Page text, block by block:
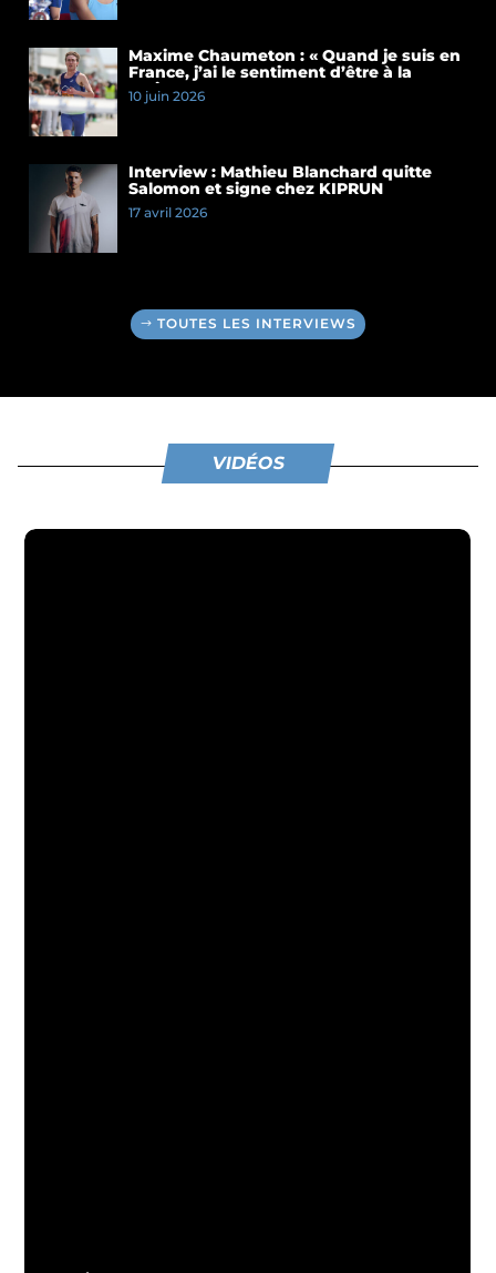
Maxime Chaumeton : « Quand je suis en
France, j’ai le sentiment d’être à la
maison »
10 juin 2026
Interview : Mathieu Blanchard quitte
Salomon et signe chez KIPRUN
17 avril 2026
TOUTES LES INTERVIEWS
VIDÉOS